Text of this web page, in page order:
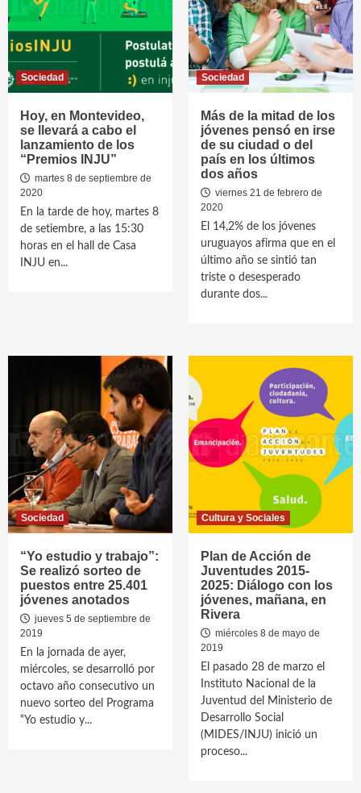
Sociedad
Hoy, en Montevideo,
se llevará a cabo el
lanzamiento de los
“Premios INJU”
martes 8 de septiembre de
2020
En la tarde de hoy, martes 8
de setiembre, a las 15:30
horas en el hall de Casa
INJU en...
Sociedad
Más de la mitad de los
jóvenes pensó en irse
de su ciudad o del
país en los últimos
dos años
viernes 21 de febrero de
2020
El 14,2% de los jóvenes
uruguayos afirma que en el
último año se sintió tan
triste o desesperado
durante dos...
Sociedad
“Yo estudio y trabajo”:
Se realizó sorteo de
puestos entre 25.401
jóvenes anotados
jueves 5 de septiembre de
2019
En la jornada de ayer,
miércoles, se desarrolló por
octavo año consecutivo un
nuevo sorteo del Programa
“Yo estudio y...
Cultura y Sociales
Plan de Acción de
Juventudes 2015-
2025: Diálogo con los
jóvenes, mañana, en
Rivera
miércoles 8 de mayo de
2019
El pasado 28 de marzo el
Instituto Nacional de la
Juventud del Ministerio de
Desarrollo Social
(MIDES/INJU) inició un
proceso...